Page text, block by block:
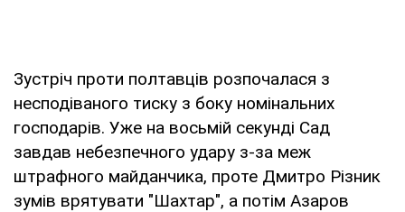
Зустріч проти полтавців розпочалася з
несподіваного тиску з боку номінальних
господарів. Уже на восьмій секунді Сад
завдав небезпечного удару з-за меж
штрафного майданчика, проте Дмитро Різник
зумів врятувати "Шахтар", а потім Азаров